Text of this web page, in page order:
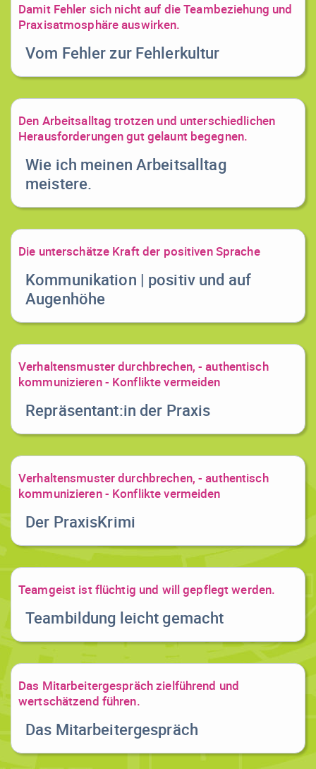
Damit Fehler sich nicht auf die Teambeziehung und
Praxisatmosphäre auswirken.
Vom Fehler zur Fehlerkultur
Den Arbeitsalltag trotzen und unterschiedlichen
Herausforderungen gut gelaunt begegnen.
Wie ich meinen Arbeitsalltag
meistere.
Die unterschätze Kraft der positiven Sprache
Kommunikation | positiv und auf
Augenhöhe
Verhaltensmuster durchbrechen, - authentisch
kommunizieren - Konflikte vermeiden
Repräsentant:in der Praxis
Verhaltensmuster durchbrechen, - authentisch
kommunizieren - Konflikte vermeiden
Der PraxisKrimi
Teamgeist ist flüchtig und will gepflegt werden.
Teambildung leicht gemacht
Das Mitarbeitergespräch zielführend und
wertschätzend führen.
Das Mitarbeitergespräch